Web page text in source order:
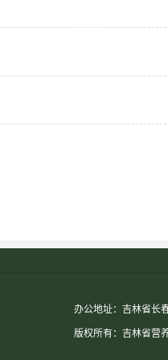
办公地址：吉林省长
版权所有：吉林省营